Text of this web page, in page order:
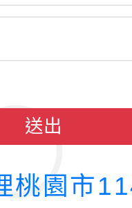
送出
桃園市